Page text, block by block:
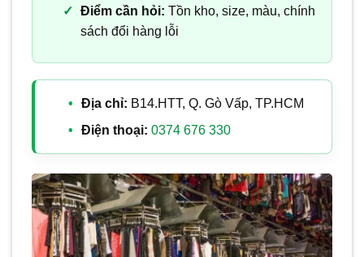
Điểm cần hỏi: Tồn kho, size, màu, chính
sách đổi hàng lỗi
Địa chỉ: B14.HTT, Q. Gò Vấp, TP.HCM
Điện thoại: 0374 676 330